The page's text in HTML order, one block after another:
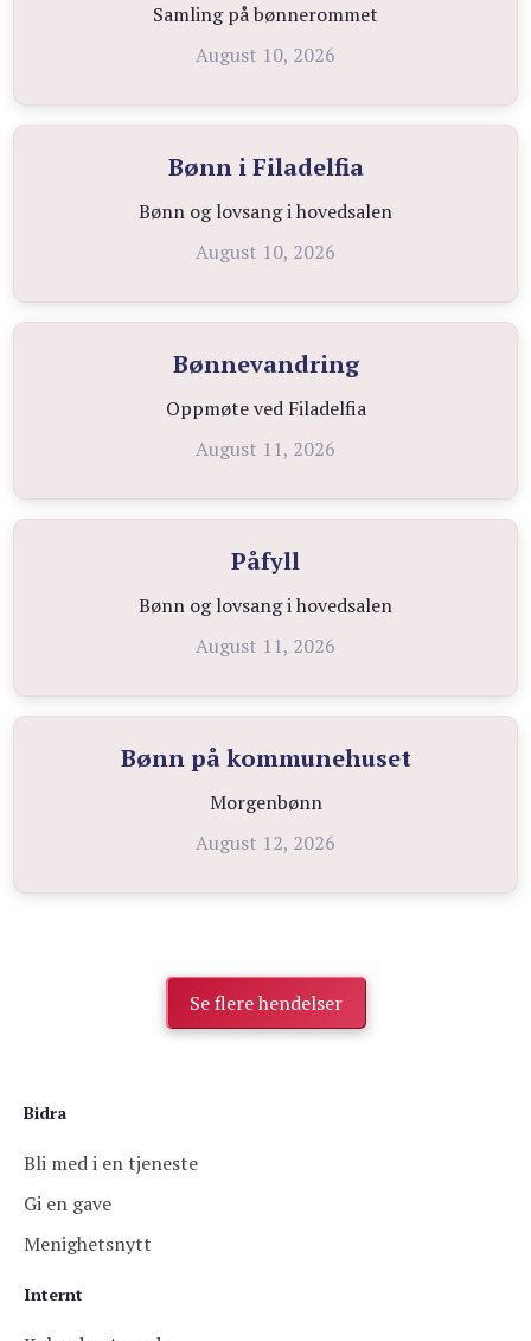
Samling på bønnerommet
August 10, 2026
Bønn i Filadelfia
Bønn og lovsang i hovedsalen
August 10, 2026
Bønnevandring
Oppmøte ved Filadelfia
August 11, 2026
Påfyll
Bønn og lovsang i hovedsalen
August 11, 2026
Bønn på kommunehuset
Morgenbønn
August 12, 2026
Se flere hendelser
Bidra
Bli med i en tjeneste
Gi en gave
Menighetsnytt
Internt